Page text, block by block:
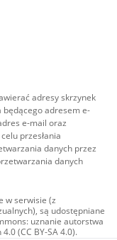
adresy skrzynek
będącego adresem e-
e-mail oraz
przesłania
danych przez
danych
w serwisie (z
są udostępniane
uznanie autorstwa
(CC BY-SA 4.0).